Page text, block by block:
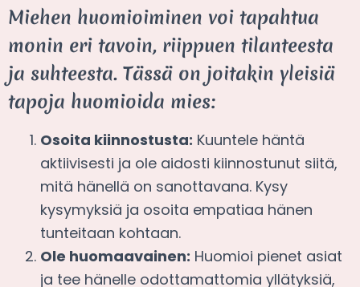
Miehen huomioiminen voi tapahtua
monin eri tavoin, riippuen tilanteesta
ja suhteesta. Tässä on joitakin yleisiä
tapoja huomioida mies:
Osoita kiinnostusta: Kuuntele häntä
aktiivisesti ja ole aidosti kiinnostunut siitä,
mitä hänellä on sanottavana. Kysy
kysymyksiä ja osoita empatiaa hänen
tunteitaan kohtaan.
Ole huomaavainen: Huomioi pienet asiat
ja tee hänelle odottamattomia yllätyksiä,